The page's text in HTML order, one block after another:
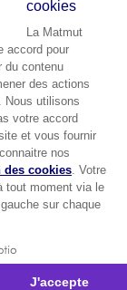
cookies
La Matmut
accord pour
du contenu
des actions
Nous utilisons
votre accord
et vous fournir
nos
cookies. Votre
tout moment via le
sur chaque
J'accepte